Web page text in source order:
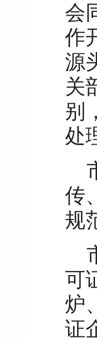
会
作
源
关
别
处
传
规
可
炉
证